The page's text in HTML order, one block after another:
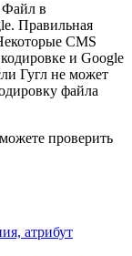
Файл в
Правильная
CMS
и Google
Гугл не может
файла
проверить
атрибут